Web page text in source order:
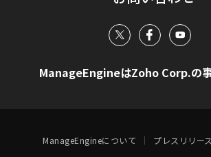
ManageEngineはZoho Corp.の
ManageEngineについて プレスリリース